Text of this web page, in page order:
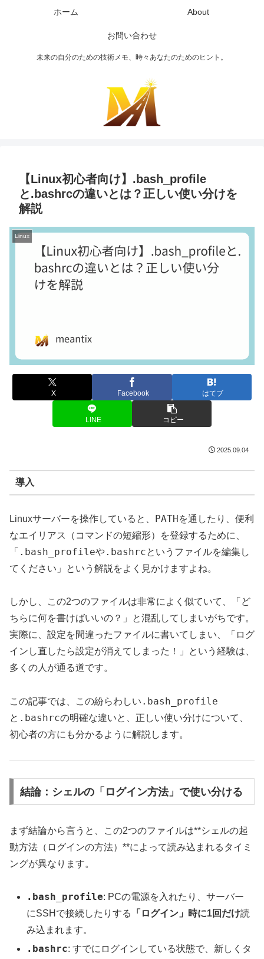
未来の自分のための技術メモ、時々あなたのためのヒント。
ホーム About
お問い合わせ
【Linux初心者向け】.bash_profile
と.bashrcの違いとは？正しい使い分けを
解説
Linux
X Facebook はてブ
LINE コピー
2025.09.04
導入
Linuxサーバーを操作していると、 PATHを通したり、便利
なエイリアス（コマンドの短縮形）を登録するために、
「 .bash_profileや.bashrcというファイルを編集し
てください」という解説をよく見かけますよね。
しかし、この2つのファイルは非常によく似ていて、「ど
ちらに何を書けばいいの？」と混乱してしまいがちです。
実際に、設定を間違ったファイルに書いてしまい、「ログ
インし直したら設定が消えてしまった！」という経験は、
多くの人が通る道です。
この記事では、この紛らわしい .bash_profile
と .bashrcの明確な違いと、正しい使い分けについて、
初心者の方にも分かるように解説します。
結論：シェルの「ログイン方法」で使い分ける
まず結論から言うと、この2つのファイルは**シェルの起
動方法（ログインの方法）**によって読み込まれるタイミ
ングが異なります。
.bash_profile: PCの電源を入れたり、サーバー
にSSHで接続したりする
「ログイン」時に1回だけ読
み込まれます。
.bashrc: すでにログインしている状態で、新しくタ